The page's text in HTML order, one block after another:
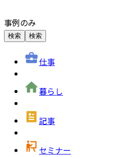
事例のみ
検索 検索
仕事
暮らし
記事
セミナー